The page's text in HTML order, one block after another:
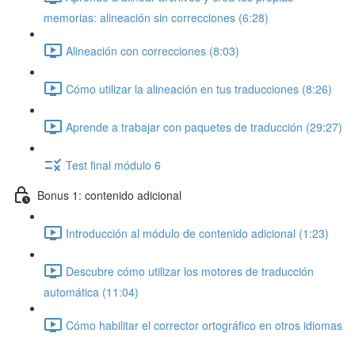
memorias: alineación sin correcciones (6:28)
Alineación con correcciones (8:03)
Cómo utilizar la alineación en tus traducciones (8:26)
Aprende a trabajar con paquetes de traducción (29:27)
Test final módulo 6
Bonus 1: contenido adicional
Introducción al módulo de contenido adicional (1:23)
Descubre cómo utilizar los motores de traducción
automática (11:04)
Cómo habilitar el corrector ortográfico en otros idiomas